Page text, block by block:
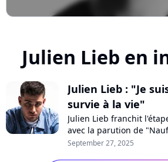
Julien Lieb en
Julien Lieb : "Je
survie à la vie"
Julien Lieb franchit
avec la parution de
pour Purecharts, le
September 27, 2025